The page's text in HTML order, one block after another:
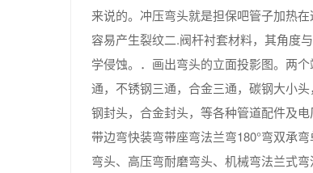
来说的。冲压弯头就是担保吧管子加热
容易产生裂纹二.阀杆衬套材料，其角度
学侵蚀。．画出弯头的立面投影图。两
通，不锈钢三通，合金三通，碳钢大小
钢封头，合金封头，等各种管道配件及
带边弯快装弯带座弯法兰弯180°弯双承
弯头、高压弯耐磨弯头、机械弯法兰式